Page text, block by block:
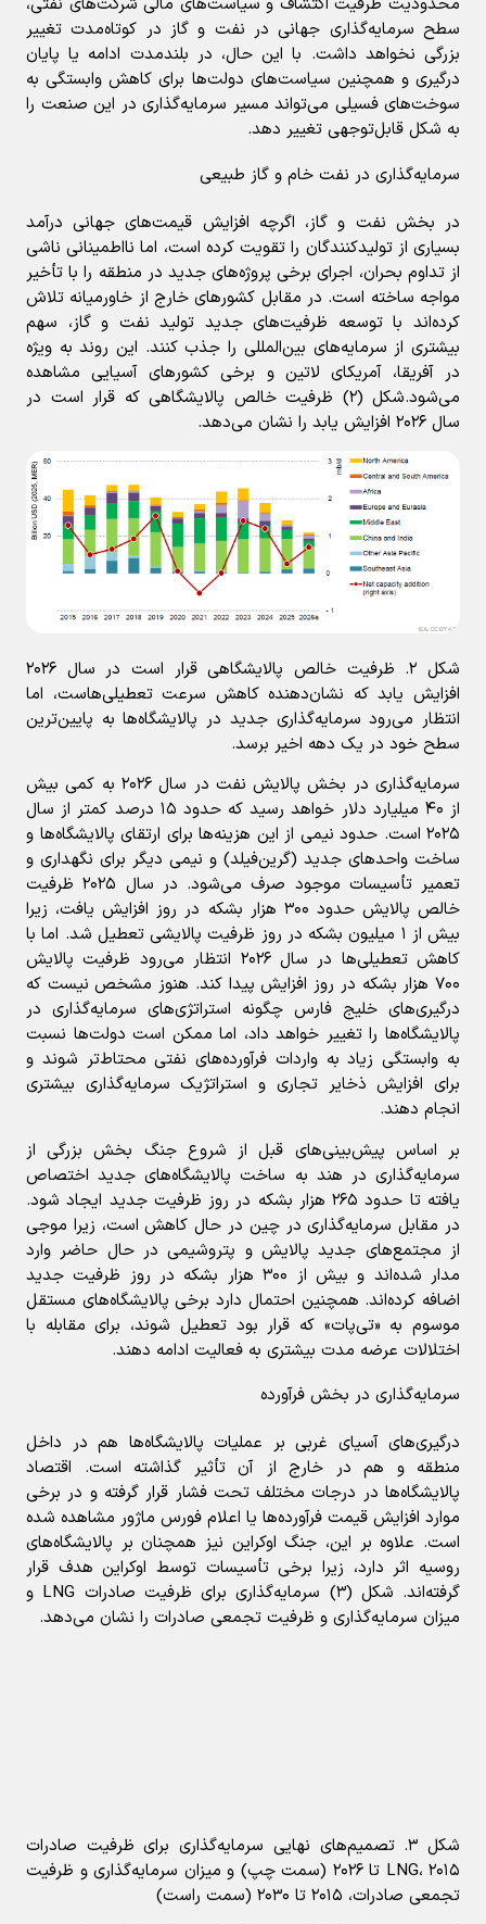
محدودیت ظرفیت اکتشاف و سیاست‌های مالی شرکت‌های نفتی،
سطح سرمایه‌گذاری جهانی در نفت و گاز در کوتاه‌مدت تغییر
بزرگی نخواهد داشت. با این حال، در بلندمدت ادامه یا پایان
درگیری و همچنین سیاست‌های دولت‌ها برای کاهش وابستگی به
سوخت‌های فسیلی می‌تواند مسیر سرمایه‌گذاری در این صنعت را
به شکل قابل‌توجهی تغییر دهد.
سرمایه‌گذاری در نفت خام و گاز طبیعی
در بخش نفت و گاز، اگرچه افزایش قیمت‌های جهانی درآمد
بسیاری از تولیدکنندگان را تقویت کرده است، اما نااطمینانی ناشی
از تداوم بحران، اجرای برخی پروژه‌های جدید در منطقه را با تأخیر
مواجه ساخته است. در مقابل کشورهای خارج از خاورمیانه تلاش
کرده‌اند با توسعه ظرفیت‌های جدید تولید نفت و گاز، سهم
بیشتری از سرمایه‌های بین‌المللی را جذب کنند. این روند به ویژه
در آفریقا، آمریکای لاتین و برخی کشورهای آسیایی مشاهده
می‌شود.شکل (۲) ظرفیت خالص پالایشگاهی که قرار است در
سال ۲۰۲۶ افزایش یابد را نشان می‌دهد.
شکل ۲. ظرفیت خالص پالایشگاهی قرار است در سال ۲۰۲۶
افزایش یابد که نشان‌دهنده کاهش سرعت تعطیلی‌هاست، اما
انتظار می‌رود سرمایه‌گذاری جدید در پالایشگاه‌ها به پایین‌ترین
سطح خود در یک دهه اخیر برسد.
سرمایه‌گذاری در بخش پالایش نفت در سال ۲۰۲۶ به کمی بیش
از ۴۰ میلیارد دلار خواهد رسید که حدود ۱۵ درصد کمتر از سال
۲۰۲۵ است. حدود نیمی از این هزینه‌ها برای ارتقای پالایشگاه‌ها و
ساخت واحدهای جدید (گرین‌فیلد) و نیمی دیگر برای نگهداری و
تعمیر تأسیسات موجود صرف می‌شود. در سال ۲۰۲۵ ظرفیت
خالص پالایش حدود ۳۰۰ هزار بشکه در روز افزایش یافت، زیرا
بیش از ۱ میلیون بشکه در روز ظرفیت پالایشی تعطیل شد. اما با
کاهش تعطیلی‌ها در سال ۲۰۲۶ انتظار می‌رود ظرفیت پالایش
۷۰۰ هزار بشکه در روز افزایش پیدا کند. هنوز مشخص نیست که
درگیری‌های خلیج فارس چگونه استراتژی‌های سرمایه‌گذاری در
پالایشگاه‌ها را تغییر خواهد داد، اما ممکن است دولت‌ها نسبت
به وابستگی زیاد به واردات فرآورده‌های نفتی محتاط‌تر شوند و
برای افزایش ذخایر تجاری و استراتژیک سرمایه‌گذاری بیشتری
انجام دهند.
بر اساس پیش‌بینی‌های قبل از شروع جنگ بخش بزرگی از
سرمایه‌گذاری در هند به ساخت پالایشگاه‌های جدید اختصاص
یافته تا حدود ۲۶۵ هزار بشکه در روز ظرفیت جدید ایجاد شود.
در مقابل سرمایه‌گذاری در چین در حال کاهش است، زیرا موجی
از مجتمع‌های جدید پالایش و پتروشیمی در حال حاضر وارد
مدار شده‌اند و بیش از ۳۰۰ هزار بشکه در روز ظرفیت جدید
اضافه کرده‌اند. همچنین احتمال دارد برخی پالایشگاه‌های مستقل
موسوم به «تی‌پات» که قرار بود تعطیل شوند، برای مقابله با
اختلالات عرضه مدت بیشتری به فعالیت ادامه دهند.
سرمایه‌گذاری در بخش فرآورده
درگیری‌های آسیای غربی بر عملیات پالایشگاه‌ها هم در داخل
منطقه و هم در خارج از آن تأثیر گذاشته است. اقتصاد
پالایشگاه‌ها در درجات مختلف تحت فشار قرار گرفته و در برخی
موارد افزایش قیمت فرآورده‌ها یا اعلام فورس ماژور مشاهده شده
است. علاوه بر این، جنگ اوکراین نیز همچنان بر پالایشگاه‌های
روسیه اثر دارد، زیرا برخی تأسیسات توسط اوکراین هدف قرار
گرفته‌اند. شکل (۳) سرمایه‌گذاری برای ظرفیت صادرات LNG و
میزان سرمایه‌گذاری و ظرفیت تجمعی صادرات را نشان می‌دهد.
شکل ۳. تصمیم‌های نهایی سرمایه‌گذاری برای ظرفیت صادرات
LNG، ۲۰۱۵ تا ۲۰۲۶ (سمت چپ) و میزان سرمایه‌گذاری و ظرفیت
تجمعی صادرات، ۲۰۱۵ تا ۲۰۳۰ (سمت راست)